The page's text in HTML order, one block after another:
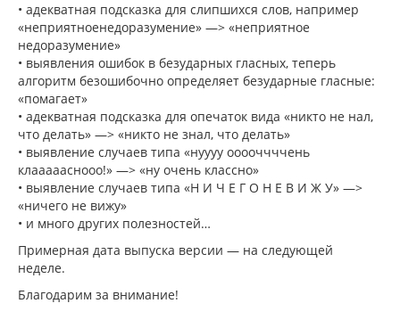
• адекватная подсказка для слипшихся слов, например
«неприятноенедоразумение» —> «неприятное
недоразумение»
• выявления ошибок в безударных гласных, теперь
алгоритм безошибочно определяет безударные гласные:
«помагает»
• адекватная подсказка для опечаток вида «никто не нал,
что делать» —> «никто не знал, что делать»
• выявление случаев типа «нуууу ооооччччень
клаааааснооо!» —> «ну очень классно»
• выявление случаев типа «Н И Ч Е Г О Н Е В И Ж У» —>
«ничего не вижу»
• и много других полезностей…
Примерная дата выпуска версии — на следующей
неделе.
Благодарим за внимание!